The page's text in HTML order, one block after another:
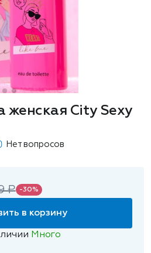
женская City Sexy
Нет вопросов
₽ -30%
в корзину
Много